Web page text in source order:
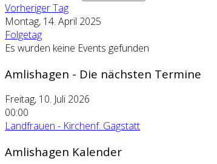
Vorheriger Tag
Montag, 14. April 2025
Folgetag
Es wurden keine Events gefunden
Amlishagen - Die nächsten Termine
Freitag, 10. Juli 2026
00:00
Landfrauen - Kirchenf. Gagstatt
Amlishagen Kalender